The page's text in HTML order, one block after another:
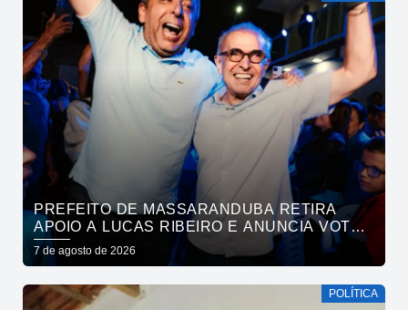
PREFEITO DE MASSARANDUBA RETIRA
APOIO A LUCAS RIBEIRO E ANUNCIA VOTO
EM CÍCERO PARA O GOVERNO
7 de agosto de 2026
POLÍTICA